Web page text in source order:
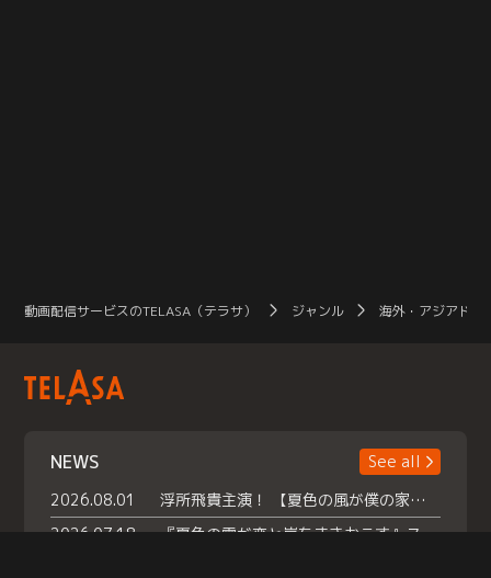
動画配信サービスのTELASA（テラサ） ジャンル 海外・アジアドラ
NEWS
See all
2026.08.01
浮所飛貴主演！ 【夏色の風が僕の家にやってきた】 本日よりテラサで独占配信スタート！
2026.07.18
『夏色の雲が恋と嵐をまきおこす』スペシャルメイキング 【Part1】2026年７月18日（土）23時30分～配信スタート！話題のシーンの裏側を大公開！豪華キャスト大集合！ 『武宮家 真夏の家族会議』開催！